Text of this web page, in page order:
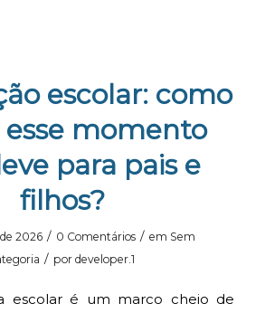
escolar: como
esse momento
para pais e
filhos?
2026 / 0 Comentários / em Sem
/ por developer.1
escolar é um marco cheio de